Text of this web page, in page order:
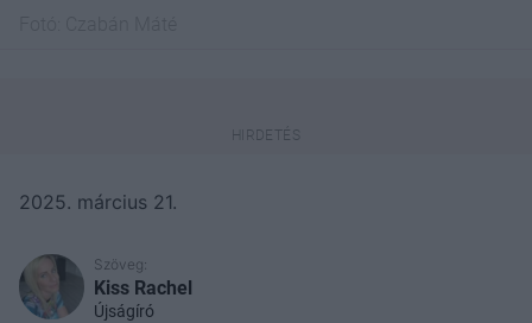
2025. március 21.
Szöveg:
Kiss Rachel
Újságíró